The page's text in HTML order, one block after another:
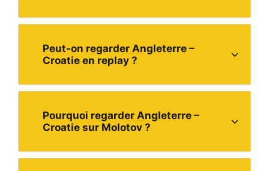
Peut-on regarder Angleterre –
Croatie en replay ?
Pourquoi regarder Angleterre –
Croatie sur Molotov ?